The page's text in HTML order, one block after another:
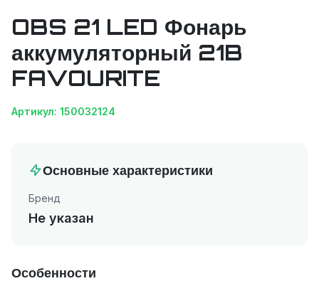
OBS 21 LED Фонарь
аккумуляторный 21B
FAVOURITE
Артикул: 150032124
Основные характеристики
Бренд
Не указан
Особенности